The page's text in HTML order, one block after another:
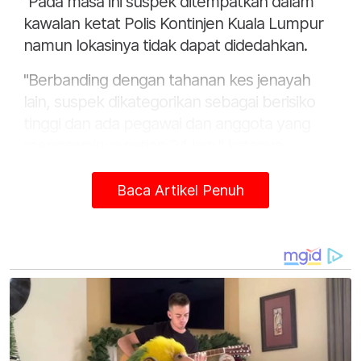
kawalan ketat Polis Kontinjen Kuala Lumpur
namun lokasinya tidak dapat didedahkan.
"Berbanding dengan tahanan kes jenayah
lain, suspek dikategorikan sebagai berisiko
Katanya, kawalan ketat PDRM akan dapat
dilihat apabila suspek dibawa ke mahkamah
Pada Jumaat, Ketua Polis Negara, Tan Sri
Razarudin Husain mendedahkan penahanan
suspek warga Israel itu di sebuah hotel di
Jalan Ampang, Rabu lalu.
Baca Artikel Penuh